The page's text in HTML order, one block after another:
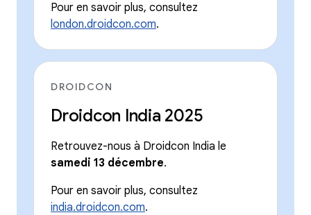
Pour en savoir plus, consultez
london.droidcon.com.
DROIDCON
Droidcon India 2025
Retrouvez-nous à Droidcon India le
samedi 13 décembre.
Pour en savoir plus, consultez
india.droidcon.com.